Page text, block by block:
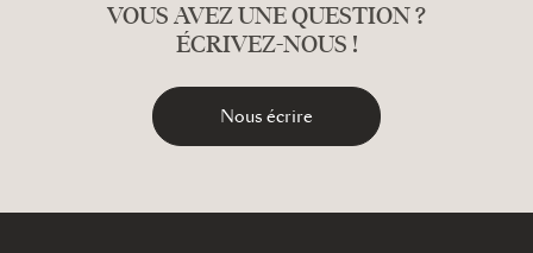
VOUS AVEZ UNE QUESTION ?
ÉCRIVEZ-NOUS !
Nous écrire